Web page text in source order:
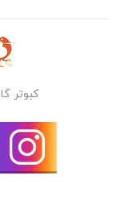
کبوتر